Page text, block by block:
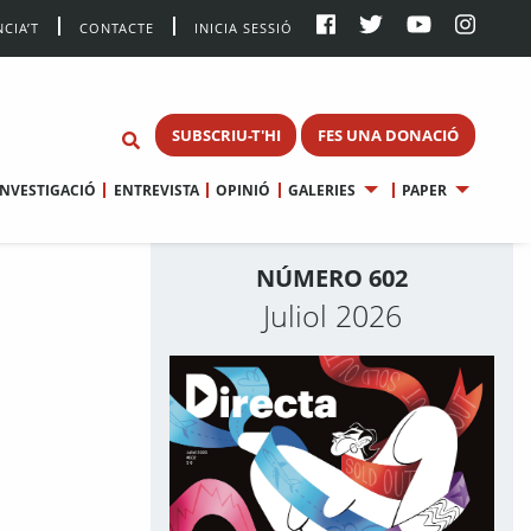
CONTACTE INICIA SESSIÓ
SUBSCRIU-T'HI FES UNA DONACIÓ
ENTREVISTA OPINIÓ GALERIES PAPER
NÚMERO 602
Juliol 2026